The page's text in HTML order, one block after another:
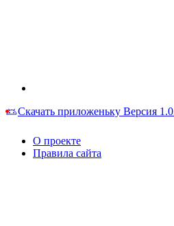
Скачать приложеньку Версия
О проекте
Правила сайта